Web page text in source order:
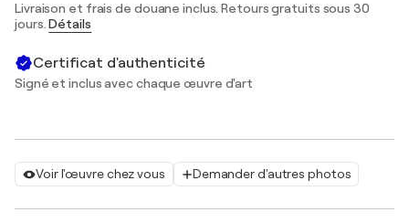
Voir l'œuvre chez vous Demander d'autres photos
Livraison et frais de douane inclus. Retours gratuits sous 30
jours.Détails
Certificat d'authenticité
Signé et inclus avec chaque œuvre d'art